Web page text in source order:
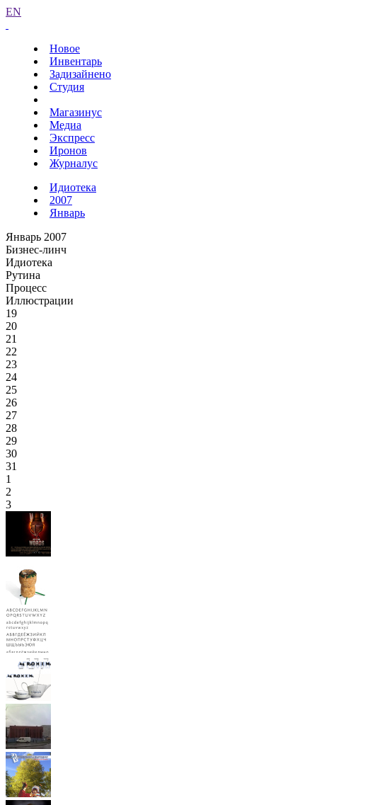
EN
Новое
Инвентарь
Задизайнено
Студия
Магазинус
Медиа
Экспресс
Иронов
Журналус
Идиотека
2007
Январь
Январь 2007
Бизнес-линч
Идиотека
Рутина
Процесс
Иллюстрации
19
20
21
22
23
24
25
26
27
28
29
30
31
1
2
3